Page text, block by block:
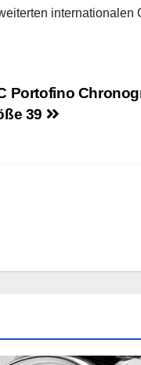
internationalen
Portofino
39